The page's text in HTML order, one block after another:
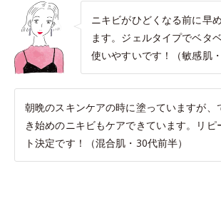
ニキビがひどくなる前に早
ます。ジェルタイプでベタ
使いやすいです！（敏感肌
朝晩のスキンケアの時に塗っていますが、
き始めのニキビもケアできています。リピ
ト決定です！（混合肌・30代前半）